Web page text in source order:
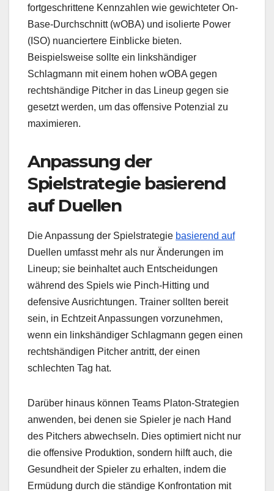
fortgeschrittene Kennzahlen wie gewichteter On-
Base-Durchschnitt (wOBA) und isolierte Power
(ISO) nuanciertere Einblicke bieten.
Beispielsweise sollte ein linkshändiger
Schlagmann mit einem hohen wOBA gegen
rechtshändige Pitcher in das Lineup gegen sie
gesetzt werden, um das offensive Potenzial zu
maximieren.
Anpassung der
Spielstrategie basierend
auf Duellen
Die Anpassung der Spielstrategie basierend auf
Duellen umfasst mehr als nur Änderungen im
Lineup; sie beinhaltet auch Entscheidungen
während des Spiels wie Pinch-Hitting und
defensive Ausrichtungen. Trainer sollten bereit
sein, in Echtzeit Anpassungen vorzunehmen,
wenn ein linkshändiger Schlagmann gegen einen
rechtshändigen Pitcher antritt, der einen
schlechten Tag hat.
Darüber hinaus können Teams Platon-Strategien
anwenden, bei denen sie Spieler je nach Hand
des Pitchers abwechseln. Dies optimiert nicht nur
die offensive Produktion, sondern hilft auch, die
Gesundheit der Spieler zu erhalten, indem die
Ermüdung durch die ständige Konfrontation mit